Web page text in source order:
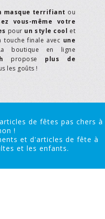
masque terrifiant ou
vous-même votre
pour un style cool et
touche finale avec une
boutique en ligne
propose plus de
les goûts !
de fêtes pas chers à
!
et d'articles de fête à
et les enfants.